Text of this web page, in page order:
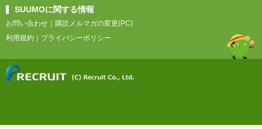
鹿児島
SUUMOに関する情報
お問い合わせ
購読メルマガの変更(PC)
利用規約
プライバシーポリシー